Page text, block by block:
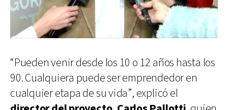
“Pueden venir desde los 10 o 12 años hasta los
90. Cualquiera puede ser emprendedor en
cualquier etapa de su vida”, explicó el